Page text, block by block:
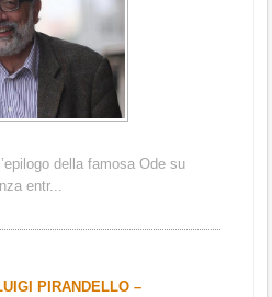
della famosa Ode su
entr...
PIRANDELLO –